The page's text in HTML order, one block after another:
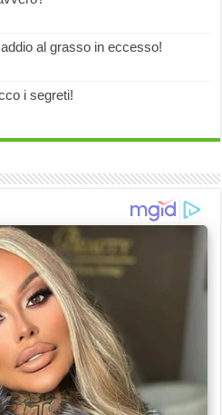
al grasso in eccesso!
i segreti!